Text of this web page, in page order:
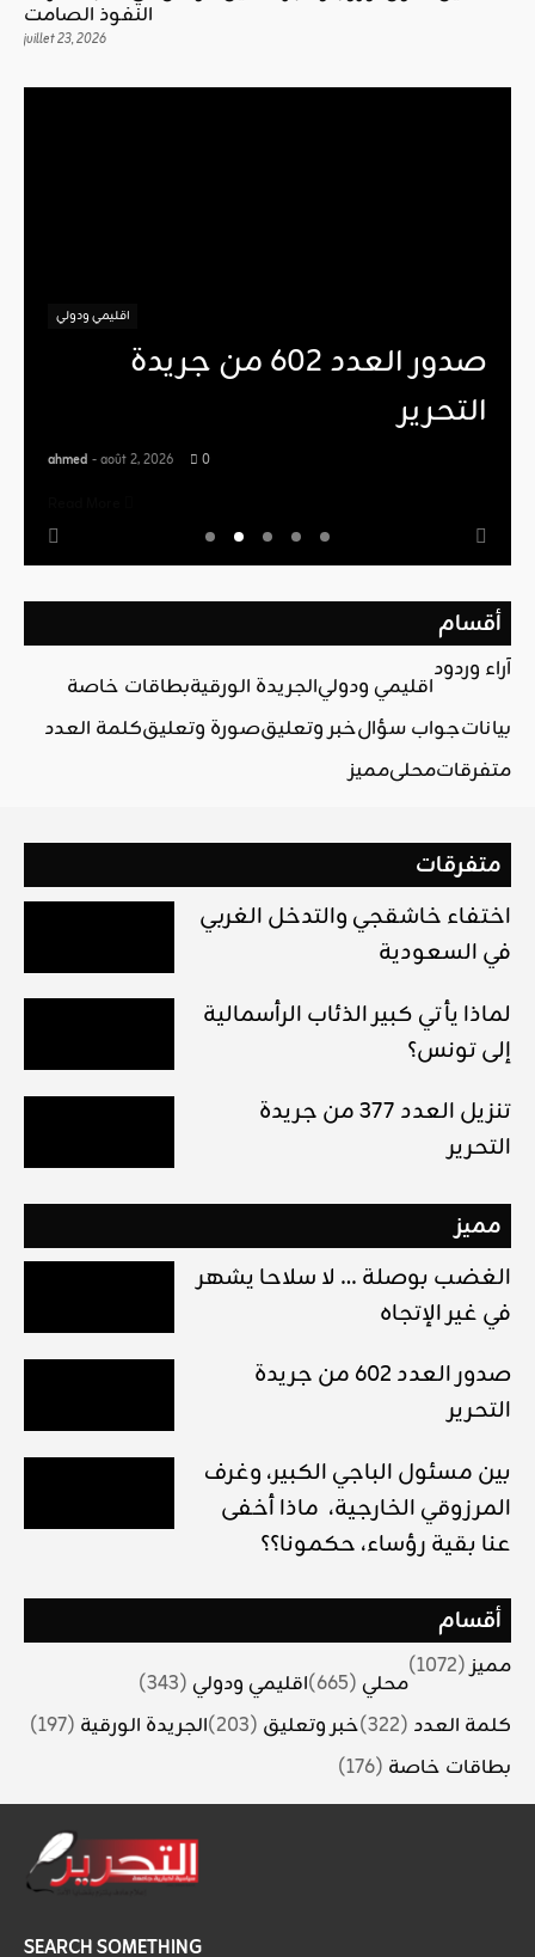
النفوذ الصامت
juillet 23, 2026
اقليمي ودولي
صدور العدد 602 من جريدة
التحرير
ahmed - août 2, 2026 0
أقسام
آراء وردود
اقليمي ودوليالجريدة الورقيةبطاقات خاصة
بياناتجواب سؤالخبر وتعليقصورة وتعليقكلمة العدد
متفرقاتمحليمميز
متفرقات
اختفاء خاشقجي والتدخل الغربي
في السعودية
لماذا يأتي كبير الذئاب الرأسمالية
إلى تونس؟
تنزيل العدد 377 من جريدة
التحرير
مميز
الغضب بوصلة … لا سلاحا يشهر
في غير الإتجاه
صدور العدد 602 من جريدة
التحرير
بين مسئول الباجي الكبير، وغرف
المرزوقي الخارجية، ماذا أخفى
عنا بقية رؤساء، حكمونا؟؟
أقسام
مميز(1072)
محلي (665) اقليمي ودولي (343)
كلمة العدد (322) خبر وتعليق (203) الجريدة الورقية (197)
بطاقات خاصة (176)
SEARCH SOMETHING